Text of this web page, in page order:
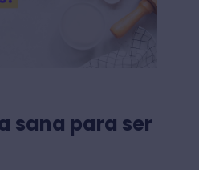
sana para ser